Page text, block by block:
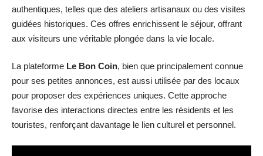
authentiques, telles que des ateliers artisanaux ou des visites
guidées historiques. Ces offres enrichissent le séjour, offrant
aux visiteurs une véritable plongée dans la vie locale.
La plateforme Le Bon Coin, bien que principalement connue
pour ses petites annonces, est aussi utilisée par des locaux
pour proposer des expériences uniques. Cette approche
favorise des interactions directes entre les résidents et les
touristes, renforçant davantage le lien culturel et personnel.